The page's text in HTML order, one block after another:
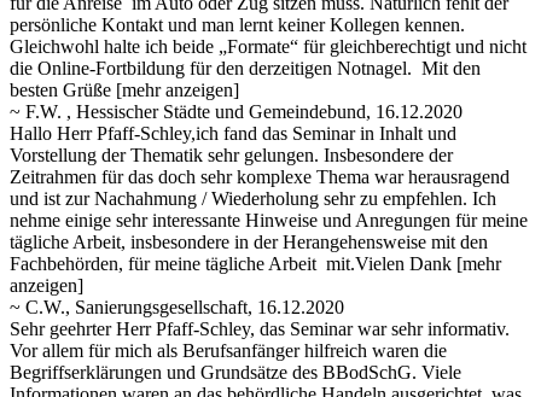
persönliche Kontakt und man lernt keiner Kollegen kennen.
Gleichwohl halte ich beide „Formate“ für gleichberechtigt und nicht
die Online-Fortbildung für den derzeitigen Notnagel. Mit den
besten Grüße [mehr anzeigen]
~ F.W. , Hessischer Städte und Gemeindebund, 16.12.2020
Hallo Herr Pfaff-Schley,ich fand das Seminar in Inhalt und
Vorstellung der Thematik sehr gelungen. Insbesondere der
Zeitrahmen für das doch sehr komplexe Thema war herausragend
und ist zur Nachahmung / Wiederholung sehr zu empfehlen. Ich
nehme einige sehr interessante Hinweise und Anregungen für meine
tägliche Arbeit, insbesondere in der Herangehensweise mit den
Fachbehörden, für meine tägliche Arbeit mit.Vielen Dank [mehr
anzeigen]
~ C.W., Sanierungsgesellschaft, 16.12.2020
Sehr geehrter Herr Pfaff-Schley, das Seminar war sehr informativ.
Vor allem für mich als Berufsanfänger hilfreich waren die
Begriffserklärungen und Grundsätze des BBodSchG. Viele